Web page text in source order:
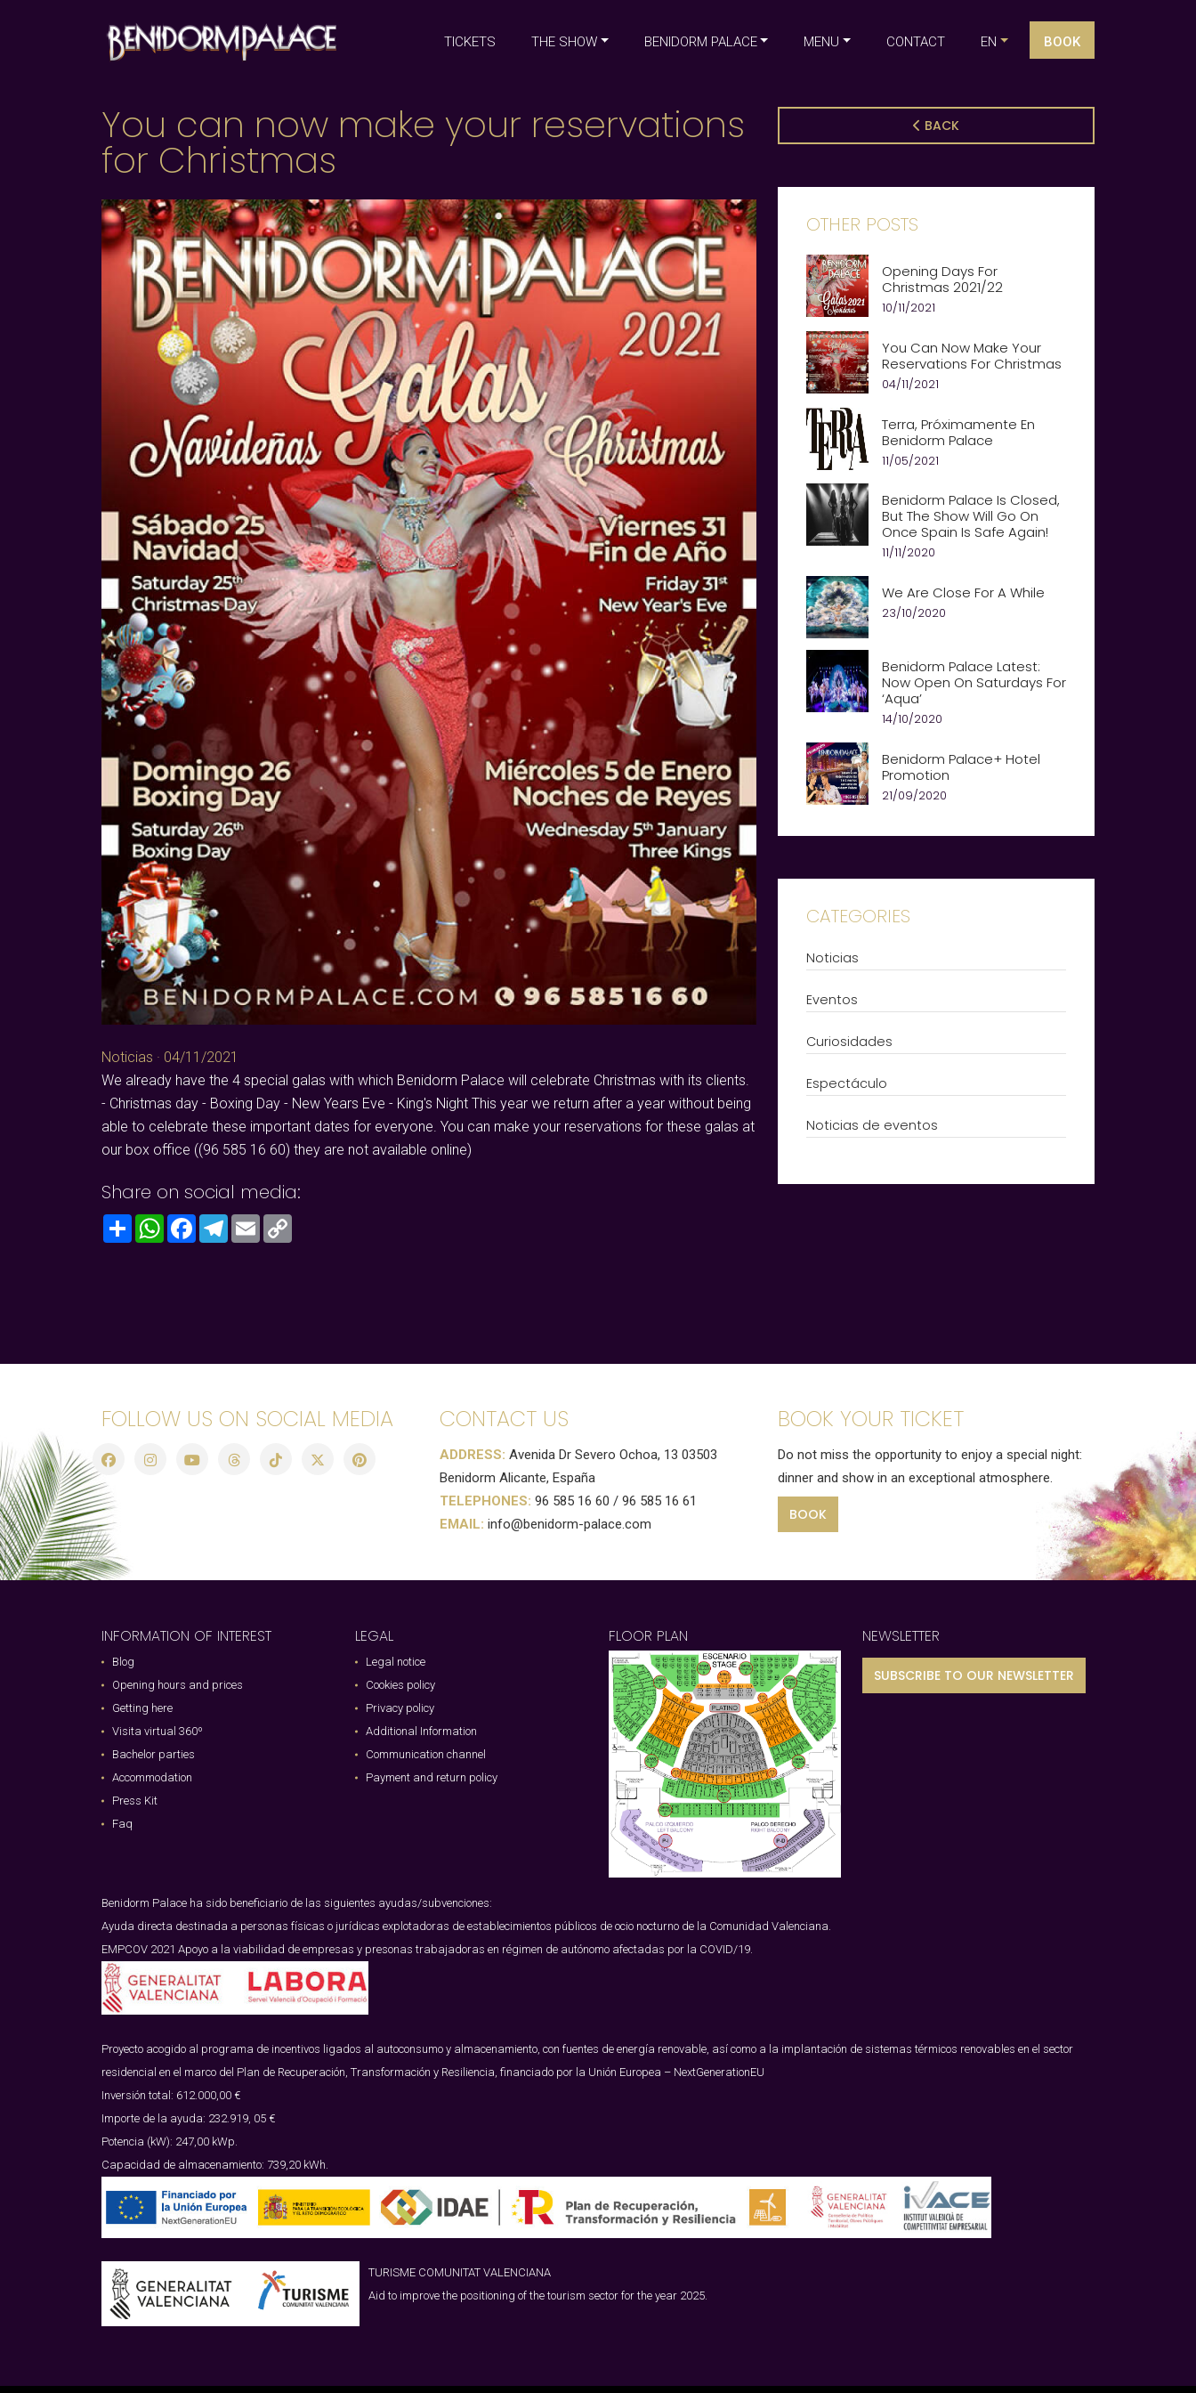
TICKETS THE SHOW BENIDORM PALACE MENU CONTACT EN BOOK
You can now make your reservations
for Christmas
Noticias · 04/11/2021
We already have the 4 special galas with which Benidorm Palace will celebrate Christmas with its clients.
- Christmas day - Boxing Day - New Years Eve - King's Night This year we return after a year without being
able to celebrate these important dates for everyone. You can make your reservations for these galas at
our box office ((96 585 16 60) they are not available online)
Share on social media:
ShareWhatsAppFacebookTelegram
Email
BACK
OTHER POSTS
Opening Days For
Christmas 2021/22
10/11/2021
You Can Now Make Your
Reservations For Christmas
04/11/2021
Terra, Próximamente En
Benidorm Palace
11/05/2021
Benidorm Palace Is Closed,
But The Show Will Go On
Once Spain Is Safe Again!
11/11/2020
We Are Close For A While
23/10/2020
Benidorm Palace Latest:
Now Open On Saturdays For
‘Aqua’
14/10/2020
Benidorm Palace+ Hotel
Promotion
21/09/2020
CATEGORIES
Noticias
Eventos
Curiosidades
Espectáculo
Noticias de eventos
FOLLOW US ON SOCIAL MEDIA CONTACT US
ADDRESS: Avenida Dr Severo Ochoa, 13 03503
Benidorm Alicante, España
TELEPHONES: 96 585 16 60 / 96 585 16 61
EMAIL: info@benidorm-palace.com
BOOK YOUR TICKET
Do not miss the opportunity to enjoy a special night:
dinner and show in an exceptional atmosphere.
BOOK
INFORMATION OF INTEREST
Blog
Opening hours and prices
Getting here
Visita virtual 360º
Bachelor parties
Accommodation
Press Kit
Faq
LEGAL
Legal notice
Cookies policy
Privacy policy
Additional Information
Communication channel
Payment and return policy
FLOOR PLAN NEWSLETTER
SUBSCRIBE TO OUR NEWSLETTER
Benidorm Palace ha sido beneficiario de las siguientes ayudas/subvenciones:
Ayuda directa destinada a personas físicas o jurídicas explotadoras de establecimientos públicos de ocio nocturno de la Comunidad Valenciana.
EMPCOV 2021 Apoyo a la viabilidad de empresas y presonas trabajadoras en régimen de autónomo afectadas por la COVID/19.
Proyecto acogido al programa de incentivos ligados al autoconsumo y almacenamiento, con fuentes de energía renovable, así como a la implantación de sistemas térmicos renovables en el sector
residencial en el marco del Plan de Recuperación, Transformación y Resiliencia, financiado por la Unión Europea – NextGenerationEU
Inversión total: 612.000,00 €
Importe de la ayuda: 232.919, 05 €
Potencia (kW): 247,00 kWp.
Capacidad de almacenamiento: 739,20 kWh.
TURISME COMUNITAT VALENCIANA
Aid to improve the positioning of the tourism sector for the year 2025.